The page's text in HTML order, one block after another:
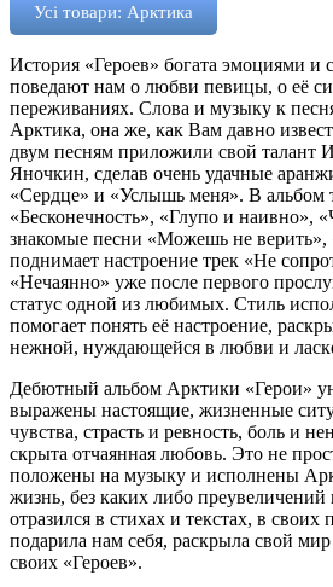
Усі товари: Арктика
История «Героев» богата эмоциями и
поведают нам о любви певицы, о её
переживаниях. Слова и музыку к
Арктика, она же, как Вам давно
двум песням приложили свой талант
Яночкин, сделав очень удачные
«Сердце» и «Услышь меня». В альбом
«Бесконечность», «Глупо и наивно»,
знакомые песни «Можешь не
поднимает настроение трек «Не
«Нечаянно» уже после первого
статус одной из любимых. Стиль
помогает понять её настроение,
нежной, нуждающейся в любви и
Дебютный альбом Арктики «Герои»
выражены настоящие, жизненные
чувства, страсть и ревность, боль и
скрыта отчаянная любовь. Это не
положены на музыку и исполнены
жизнь, без каких либо
отразился в стихах и текстах, в своих
подарила нам себя, раскрыла свой
своих «Героев».